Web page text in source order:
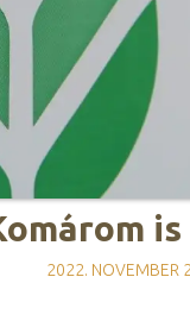
2022. NOVEMBER